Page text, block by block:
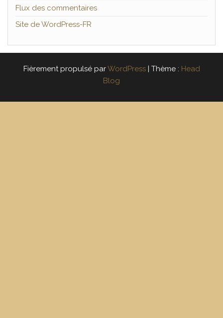
Flux des commentaires
Site de WordPress-FR
Fièrement propulsé parWordPress | Thème : Head
Blog